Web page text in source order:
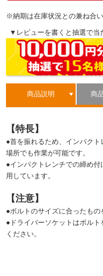
※納期は在庫状況との兼ね合い
▼レビューを書くと抽選で当
商品説明 商
【特長】
●首を振れるため、インパク
場所でも作業が可能です。
●インパクトレンチでの締め
用しています。
【注意】
●ボルトのサイズに合ったもの
●ドライバーソケットはボル
ください。